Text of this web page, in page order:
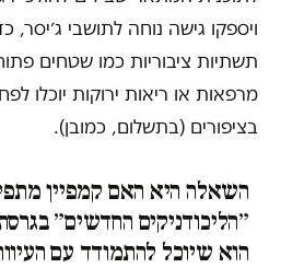
ויספקו גישה נוחה לתושבי ג׳יסר,
תשתיות ציבוריות כמו שטחים
מרפאות או ריאות ירוקות יוכלו
בציפורים (בתשלום, כמובן).
השאלה היא האם קמפיין
״הליכודניקים החדשים״
הוא שיוכל להתמודד עם